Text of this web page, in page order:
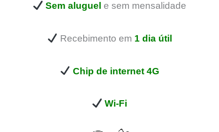
Sem aluguel e sem mensalidade
Recebimento em 1 dia útil
Chip de internet 4G
Wi-Fi